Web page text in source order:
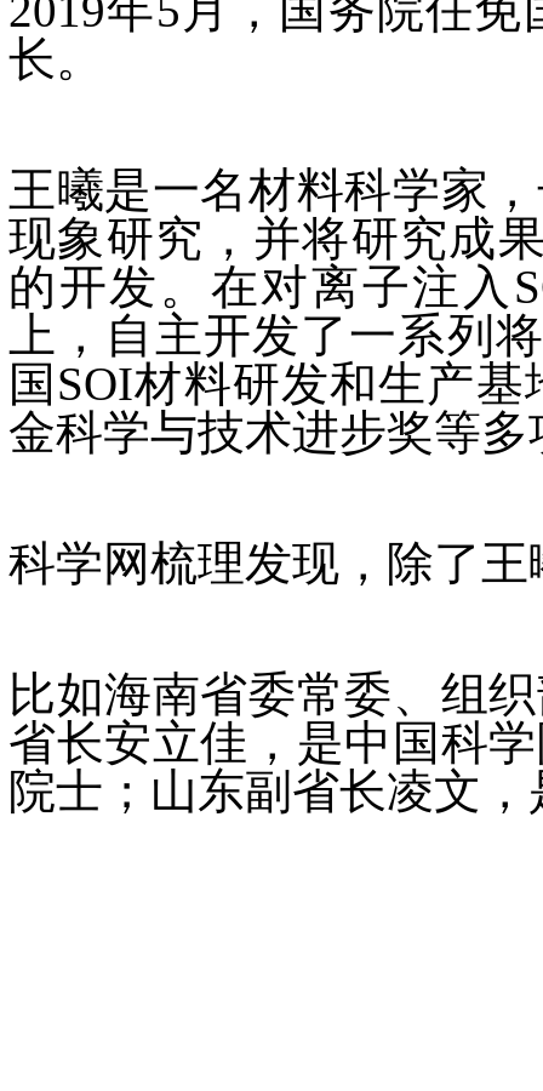
长。
王曦是一名材料科学家
现象研究，并将研究成
的开发。在对离子注入
上，自主开发了一系列
国SOI材料研发和生产
金科学与技术进步奖等多
科学网梳理发现，除了
比如海南省委常委、组
省长安立佳，是中国科
院士；山东副省长凌文